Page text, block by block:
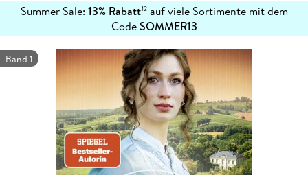
Summer Sale: 13% Rabatt12auf viele Sortimente mit dem
CodeSOMMER13
erfahren
Band 1